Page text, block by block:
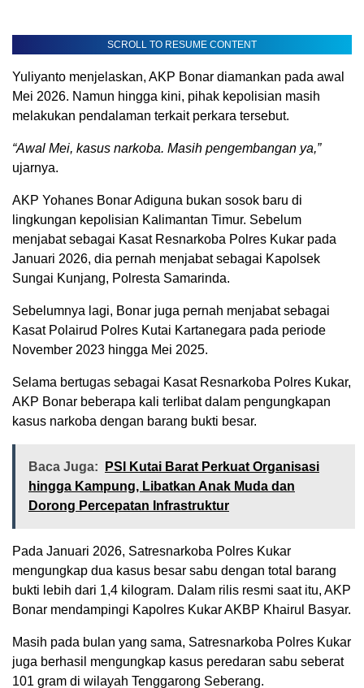
SCROLL TO RESUME CONTENT
Yuliyanto menjelaskan, AKP Bonar diamankan pada awal
Mei 2026. Namun hingga kini, pihak kepolisian masih
melakukan pendalaman terkait perkara tersebut.
“Awal Mei, kasus narkoba. Masih pengembangan ya,”
ujarnya.
AKP Yohanes Bonar Adiguna bukan sosok baru di
lingkungan kepolisian Kalimantan Timur. Sebelum
menjabat sebagai Kasat Resnarkoba Polres Kukar pada
Januari 2026, dia pernah menjabat sebagai Kapolsek
Sungai Kunjang, Polresta Samarinda.
Sebelumnya lagi, Bonar juga pernah menjabat sebagai
Kasat Polairud Polres Kutai Kartanegara pada periode
November 2023 hingga Mei 2025.
Selama bertugas sebagai Kasat Resnarkoba Polres Kukar,
AKP Bonar beberapa kali terlibat dalam pengungkapan
kasus narkoba dengan barang bukti besar.
Baca Juga:
PSI Kutai Barat Perkuat Organisasi
hingga Kampung, Libatkan Anak Muda dan
Dorong Percepatan Infrastruktur
Pada Januari 2026, Satresnarkoba Polres Kukar
mengungkap dua kasus besar sabu dengan total barang
bukti lebih dari 1,4 kilogram. Dalam rilis resmi saat itu, AKP
Bonar mendampingi Kapolres Kukar AKBP Khairul Basyar.
Masih pada bulan yang sama, Satresnarkoba Polres Kukar
juga berhasil mengungkap kasus peredaran sabu seberat
101 gram di wilayah Tenggarong Seberang.